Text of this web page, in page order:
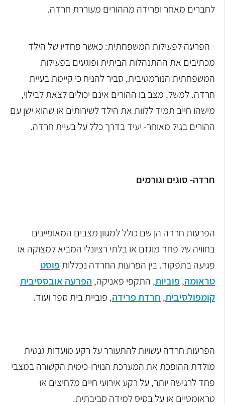
לחברים מאחר ופרידה מההורים מעוררת חרדה.
- הפרעה לפעילות המשפחתית: כאשר פחדיו של הילד
מכתיבים את ההתנהלות הביתית ופוגעים בפעילות
המשפחתית הנורמטיבית, סביר להניח כי קיימת בעיית
חרדה. למשל, מצב בו ההורים אינם יכולים לצאת לבילוי,
מישהו חייב תמיד ללוות את הילד לשירותים או שהוא ישן עם
ההורים בגיל מאוחר- יעיד בדרך כלל על בעיית חרדה.
חרדה- סוגים וגורמים
הפרעות חרדה הן שם כולל למגוון מצבים המאופיינים
בחוויה של פחד מוגזם או בלתי רציונלי המביא למצוקה או
פגיעה בתפקוד. בין הפרעות החרדה נכללותפוסט
טראומה, פוביות, התקפי פאניקה, הפרעה אובססיבית
קומפולסיבית, חרדת פרידה, פוביית בית ספר ועוד.
הפרעות חרדה עשויות להתעורר על רקע מועדות גנטית
מולדת ההופכת את המערכת הנוירו-כימית הקשורה במצבי
פחד לרגישה יותר, על רקע אירועי חיים מלחיצים או
טראומטיים או על בסיס למידה סביבתית.